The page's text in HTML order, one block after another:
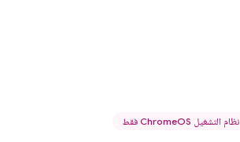
نظام التشغيل ChromeOS فقط